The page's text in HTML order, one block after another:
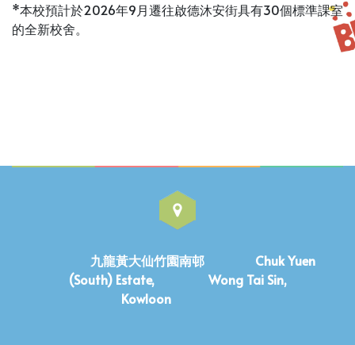
*本校預計於2026年9月遷往啟德沐安街具有30個標準課室
的全新校舍。
九龍黃大仙竹園南邨 Chuk Yuen
(South) Estate, Wong Tai Sin,
Kowloon